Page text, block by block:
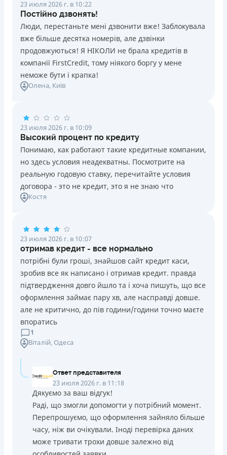
23 июля 2026 г. в 10:22
Постійно дзвонять!
Люди, перестаньте мені дзвонити вже! Заблокувала
вже більше десятка номерів, але дзвінки
продовжуються! Я НІКОЛИ не брала кредитів в
компанії FirstCredit, тому ніякого боргу у мене
неможе бути і крапка!
Олена, Київ
23 июля 2026 г. в 10:09
Высокий процент по кредиту
Понимаю, как работают такие кредитные компании,
но здесь условия неадекватны. Посмотрите на
реальную годовую ставку, перечитайте условия
договора - это не кредит, это я не знаю что
Костя
23 июля 2026 г. в 10:07
отримав кредит - все нормально
потрібні були гроші, знайшов сайт кредит каси,
зробив все як написано і отримав кредит. правда
підтвердження довго йшло та і хоча пишуть, що все
оформлення займає пару хв, але насправді довше.
але не критично, до пів години/години точно маєте
впоратись
1
Віталій, Одеса
Ответ представителя
23 июля 2026 г. в 11:18
Дякуємо за ваш відгук!
Раді, що змогли допомогти у потрібний момент.
Перепрошуємо, що оформлення зайняло більше
часу, ніж ви очікували. Іноді перевірка даних
може тривати трохи довше залежно від